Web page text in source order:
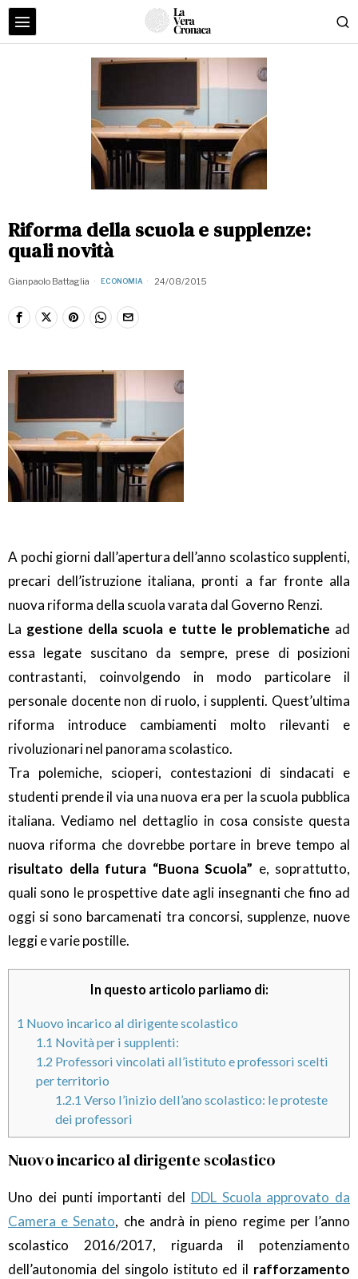
Riforma della scuola e supplenze:
quali novità
Gianpaolo Battaglia ECONOMIA 24/08/2015
A pochi giorni dall’apertura dell’anno scolastico supplenti,
precari dell’istruzione italiana, pronti a far fronte alla
nuova riforma della scuola varata dal Governo Renzi.
La gestione della scuola e tutte le problematiche ad
essa legate suscitano da sempre, prese di posizioni
contrastanti, coinvolgendo in modo particolare il
personale docente non di ruolo, i supplenti. Quest’ultima
riforma introduce cambiamenti molto rilevanti e
rivoluzionari nel panorama scolastico.
Tra polemiche, scioperi, contestazioni di sindacati e
studenti prende il via una nuova era per la scuola pubblica
italiana. Vediamo nel dettaglio in cosa consiste questa
nuova riforma che dovrebbe portare in breve tempo al
risultato della futura “Buona Scuola” e, soprattutto,
quali sono le prospettive date agli insegnanti che fino ad
oggi si sono barcamenati tra concorsi, supplenze, nuove
leggi e varie postille.
In questo articolo parliamo di:
1 Nuovo incarico al dirigente scolastico
1.1 Novità per i supplenti:
1.2 Professori vincolati all’istituto e professori scelti
per territorio
1.2.1 Verso l’inizio dell’ano scolastico: le proteste
dei professori
Nuovo incarico al dirigente scolastico
Uno dei punti importanti del DDL Scuola approvato da
Camera e Senato, che andrà in pieno regime per l’anno
scolastico 2016/2017, riguarda il potenziamento
dell’autonomia del singolo istituto ed il rafforzamento